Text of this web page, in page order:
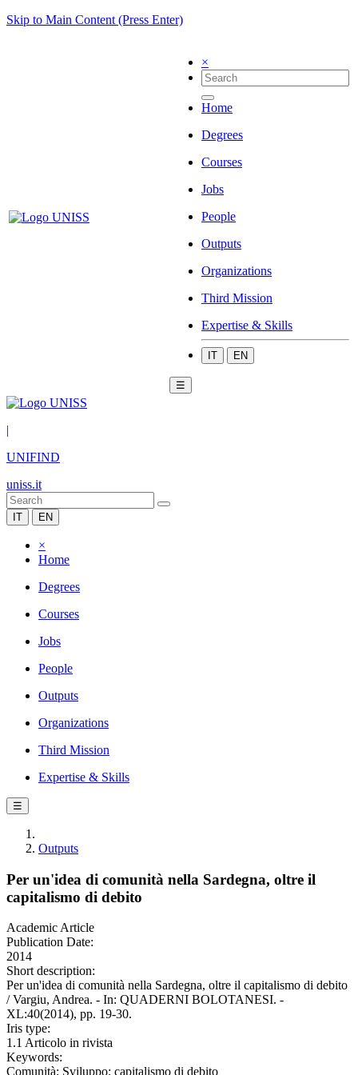
Skip to Main Content (Press Enter)
×
Home
Degrees
Courses
Jobs
People
Outputs
Organizations
Third Mission
Expertise & Skills
IT EN
☰
|
UNIFIND
uniss.it
IT EN
×
Home
Degrees
Courses
Jobs
People
Outputs
Organizations
Third Mission
Expertise & Skills
☰
Outputs
Per un'idea di comunità nella Sardegna, oltre il
capitalismo di debito
Academic Article
Publication Date:
2014
Short description:
Per un'idea di comunità nella Sardegna, oltre il capitalismo di debito
/ Vargiu, Andrea. - In: QUADERNI BOLOTANESI. -
XL:40(2014), pp. 19-30.
Iris type:
1.1 Articolo in rivista
Keywords:
Comunità; Sviluppo; capitalismo di debito